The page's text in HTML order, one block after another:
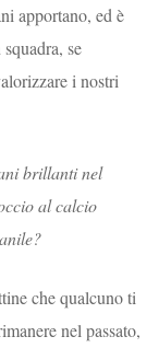
apportano, ed è
se
i nostri
brillanti nel
al calcio
che qualcuno ti
nel passato,